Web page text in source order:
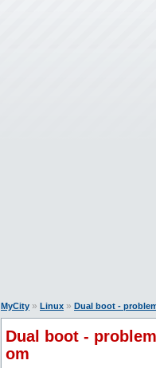
MyCity » Linux » Dual boot -
Dual boot -
om